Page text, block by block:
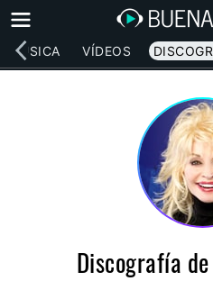
MÚSICA VÍDEOS
Discografía